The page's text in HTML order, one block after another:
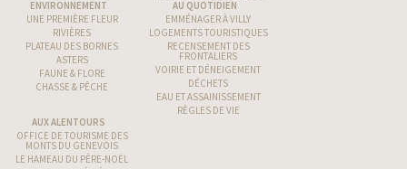
ENVIRONNEMENT
UNE PREMIÈRE FLEUR
RIVIÈRES
PLATEAU DES BORNES
ASTERS
FAUNE & FLORE
CHASSE & PÊCHE
AU QUOTIDIEN
EMMÉNAGER À VILLY
LOGEMENTS TOURISTIQUES
RECENSEMENT DES
FRONTALIERS
VOIRIE ET DÉNEIGEMENT
DÉCHETS
EAU ET ASSAINISSEMENT
RÈGLES DE VIE
AUX ALENTOURS
OFFICE DE TOURISME DES
MONTS DU GENEVOIS
LE HAMEAU DU PÈRE-NOËL